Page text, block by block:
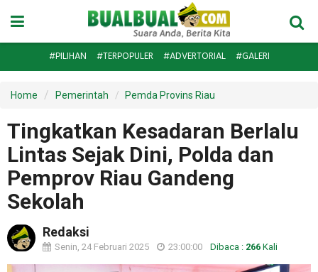
#PILIHAN #TERPOPULER #ADVERTORIAL #GALERI
Home Pemerintah Pemda Provins Riau
Tingkatkan Kesadaran Berlalu
Lintas Sejak Dini, Polda dan
Pemprov Riau Gandeng
Sekolah
Redaksi
Senin, 24 Februari 2025 23:00:00 Dibaca : 266 Kali